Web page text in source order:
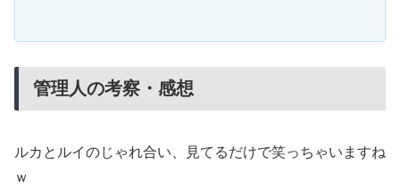
管理人の考察・感想
ルカとルイのじゃれ合い、見てるだけで笑っちゃいますね
ｗ